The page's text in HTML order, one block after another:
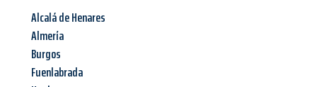
Alcalá de Henares
Almería
Burgos
Fuenlabrada